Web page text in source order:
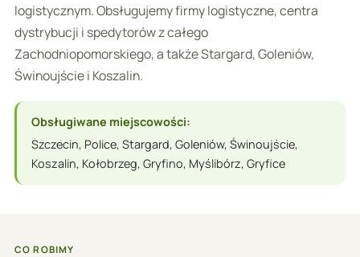
logistycznym. Obsługujemy firmy logistyczne, centra
dystrybucji i spedytorów z całego
Zachodniopomorskiego, a także Stargard, Goleniów,
Świnoujście i Koszalin.
Obsługiwane miejscowości:
Szczecin, Police, Stargard, Goleniów, Świnoujście,
Koszalin, Kołobrzeg, Gryfino, Myślibórz, Gryfice
CO ROBIMY